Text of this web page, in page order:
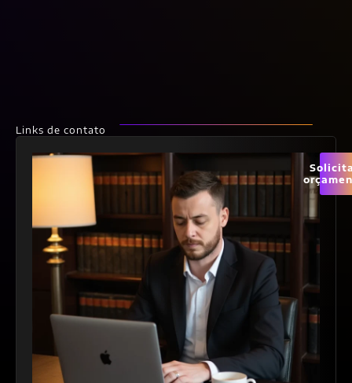
Links de contato